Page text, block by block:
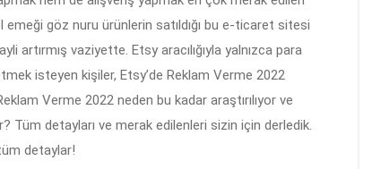
emeği göz nuru ürünlerin satıldığı bu e-ticaret sitesi
artırmış vaziyette. Etsy aracılığıyla yalnızca para
isteyen kişiler, Etsy’de Reklam Verme 2022
Verme 2022 neden bu kadar araştırılıyor ve
Tüm detayları ve merak edilenleri sizin için derledik.
detaylar!